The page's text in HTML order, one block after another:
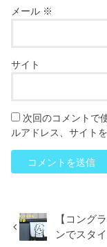
メール ※
サイト
次回のコメントで
ルアドレス、サイト
【コング
ンでスタ